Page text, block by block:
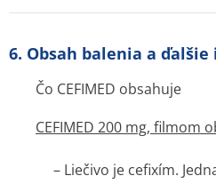
6. Obsah balenia a
Čo CEFIMED obsahuje
CEFIMED 200 mg, filmom
– Liečivo je cefixím.